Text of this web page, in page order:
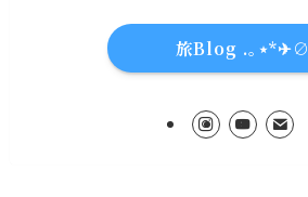
旅Blog .｡⋆*✈∅